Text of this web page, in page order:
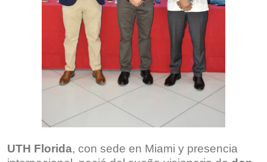
UTH Florida, con sede en Miami y presencia